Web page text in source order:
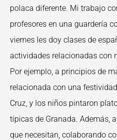
polaca diferente. Mi trabajo
profesores en una guardería
viernes les doy clases de
actividades relacionadas con
Por ejemplo, a principios de
relacionada con una
Cruz, y los niños pintaron
típicas de Granada. Además,
que necesitan, colaborando